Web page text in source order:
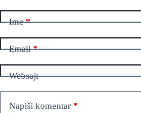
Ime*
Email*
Websajt
Napiši komentar *